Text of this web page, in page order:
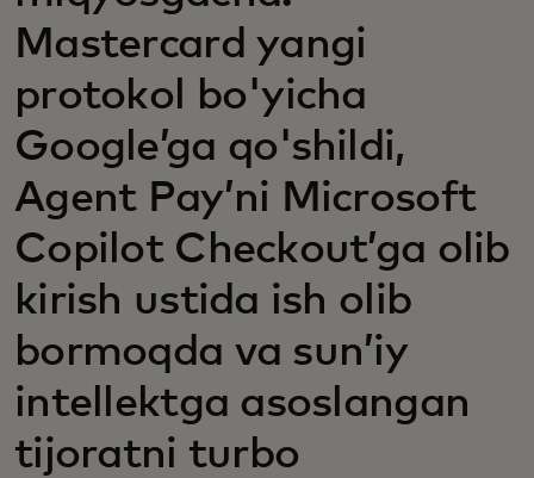
Mastercard yangi
protokol bo'yicha
Google’ga qo'shildi,
Agent Pay’ni Microsoft
Copilot Checkout’ga olib
kirish ustida ish olib
bormoqda va sun’iy
intellektga asoslangan
tijoratni turbo